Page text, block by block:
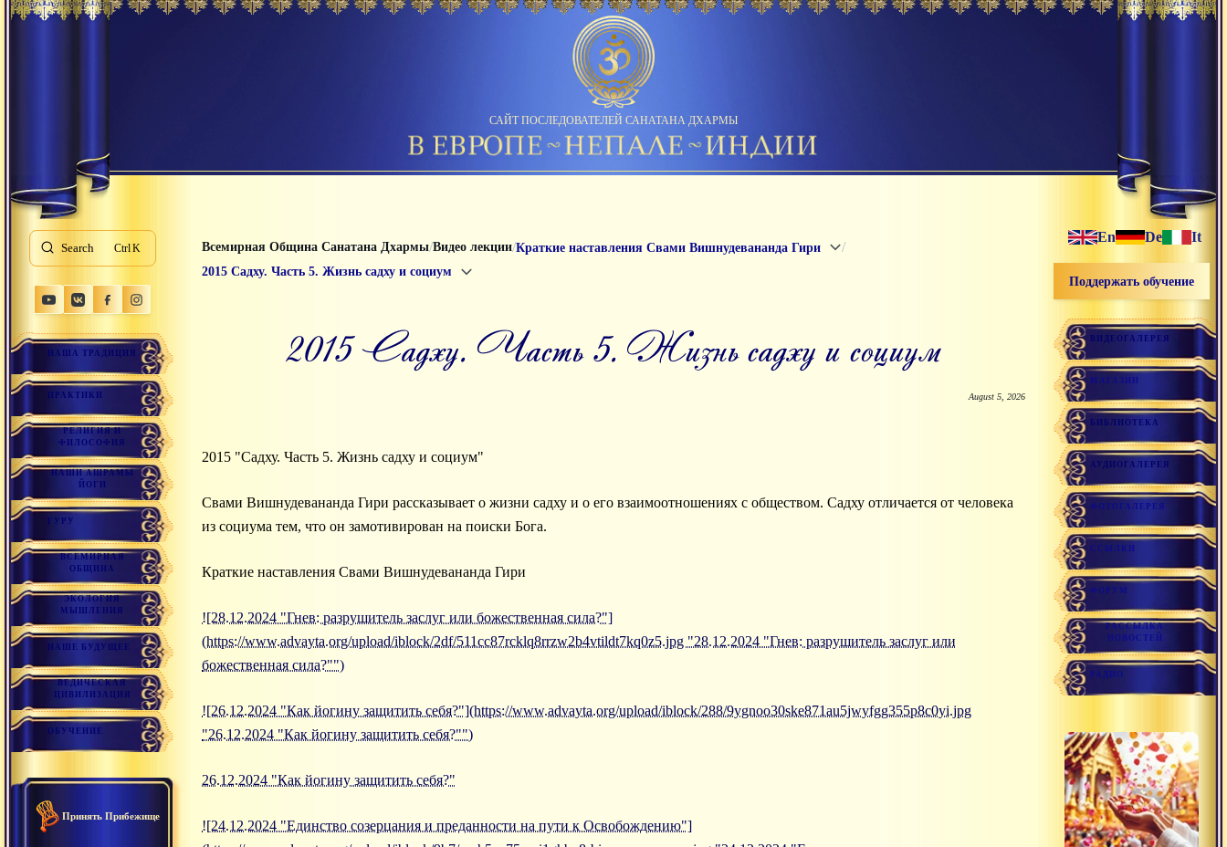
САЙТ ПОСЛЕДОВАТЕЛЕЙ САНАТАНА ДХАРМЫ
Search K
НАША ТРАДИЦИЯ
ПРАКТИКИ
РЕЛИГИЯ И
ФИЛОСОФИЯ
НАШИ АШРАМЫ
ЙОГИ
ГУРУ
ВСЕМИРНАЯ
ОБЩИНА
ЭКОЛОГИЯ
МЫШЛЕНИЯ
НАШЕ БУДУЩЕЕ
ВЕДИЧЕСКАЯ
ЦИВИЛИЗАЦИЯ
ОБУЧЕНИЕ
Принять Прибежище
Всемирная Община Санатана Дхармы/Видео лекции/Краткие наставления Свами Вишнудевананда Гири /
2015 Садху. Часть 5. Жизнь садху и социум
2015 Садху. Часть 5. Жизнь садху и социум
August 5, 2026
2015 "Садху. Часть 5. Жизнь садху и социум"
Свами Вишнудевананда Гири рассказывает о жизни садху и о его взаимоотношениях с обществом. Садху отличается от человека
из социума тем, что он замотивирован на поиски Бога.
Краткие наставления Свами Вишнудевананда Гири
![28.12.2024 "Гнев: разрушитель заслуг или божественная сила?"]
(https://www.advayta.org/upload/iblock/2df/511cc87rcklq8rrzw2b4vtildt7kq0z5.jpg "28.12.2024 "Гнев: разрушитель заслуг или
божественная сила?"")
![26.12.2024 "Как йогину защитить себя?"](https://www.advayta.org/upload/iblock/288/9ygnoo30ske871au5jwyfgg355p8c0yi.jpg
"26.12.2024 "Как йогину защитить себя?"")
26.12.2024 "Как йогину защитить себя?"
![24.12.2024 "Единство созерцания и преданности на пути к Освобождению"]
En De It
Поддержать обучение
ВИДЕОГАЛЕРЕЯ
МАГАЗИН
БИБЛИОТЕКА
АУДИОГАЛЕРЕЯ
ФОТОГАЛЕРЕЯ
ССЫЛКИ
ФОРУМ
РАССЫЛКА
НОВОСТЕЙ
РАДИО